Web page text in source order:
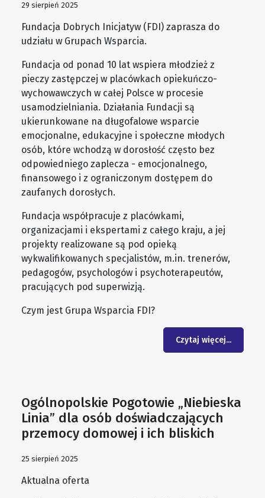
29 sierpień 2025
Fundacja Dobrych Inicjatyw (FDI) zaprasza do
udziału w Grupach Wsparcia.
Fundacja od ponad 10 lat wspiera młodzież z
pieczy zastępczej w placówkach opiekuńczo-
wychowawczych w całej Polsce w procesie
usamodzielniania. Działania Fundacji są
ukierunkowane na długofalowe wsparcie
emocjonalne, edukacyjne i społeczne młodych
osób, które wchodzą w dorosłość często bez
odpowiedniego zaplecza - emocjonalnego,
finansowego i z ograniczonym dostępem do
zaufanych dorosłych.
Fundacja współpracuje z placówkami,
organizacjami i ekspertami z całego kraju, a jej
projekty realizowane są pod opieką
wykwalifikowanych specjalistów, m.in. trenerów,
pedagogów, psychologów i psychoterapeutów,
pracujących pod superwizją.
Czym jest Grupa Wsparcia FDI?
Czytaj więcej...
Ogólnopolskie Pogotowie „Niebieska
Linia” dla osób doświadczających
przemocy domowej i ich bliskich
25 sierpień 2025
Aktualna oferta